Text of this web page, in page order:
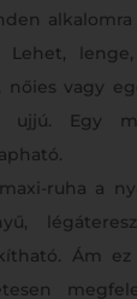
Lehet,
nőies vagy
ujjú. Egy
ruha a
Ám